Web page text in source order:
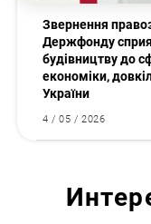
Звернення
Держфонду
будівництву до
економіки,
України
4 / 05 / 2026